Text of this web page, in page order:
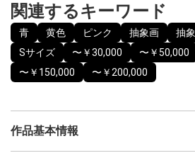
関連するキーワード
青 黄色 ピンク 抽象画 抽象
Sサイズ
〜￥30,000 〜￥50,000
〜￥150,000
〜￥200,000
作品基本情報